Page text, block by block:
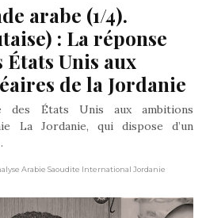
arabe (1/4).
: La réponse
Unis aux
de la Jordanie
des États Unis aux ambitions
La Jordanie, qui dispose d’un
Arabie Saoudite International Jordanie